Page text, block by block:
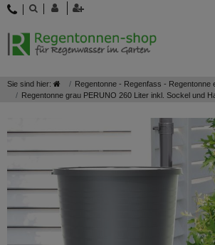
Sie sind hier:
Regentonne - Regenfass - Regentonne
Regentonne grau PERUNO 260 Liter inkl. Sockel und